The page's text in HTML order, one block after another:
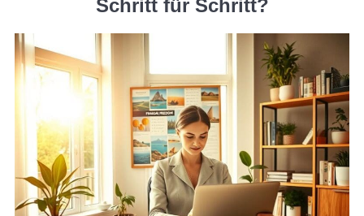
Schritt für Schritt?